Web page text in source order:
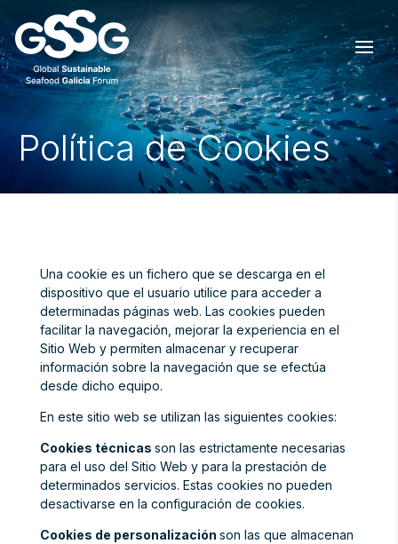
Política de Cookies
Una cookie es un fichero que se descarga en el
dispositivo que el usuario utilice para acceder a
determinadas páginas web. Las cookies pueden
facilitar la navegación, mejorar la experiencia en el
Sitio Web y permiten almacenar y recuperar
información sobre la navegación que se efectúa
desde dicho equipo.
En este sitio web se utilizan las siguientes cookies:
Cookies técnicas son las estrictamente necesarias
para el uso del Sitio Web y para la prestación de
determinados servicios. Estas cookies no pueden
desactivarse en la configuración de cookies.
Cookies de personalización son las que almacenan